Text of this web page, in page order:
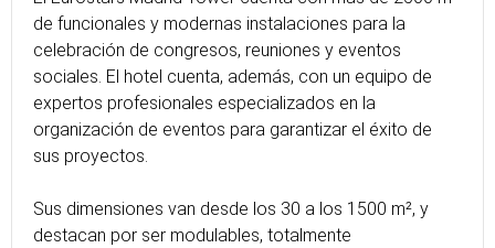
de funcionales y modernas instalaciones para la
celebración de congresos, reuniones y eventos
sociales. El hotel cuenta, además, con un equipo de
expertos profesionales especializados en la
organización de eventos para garantizar el éxito de
sus proyectos.
Sus dimensiones van desde los 30 a los 1500 m², y
destacan por ser modulables, totalmente